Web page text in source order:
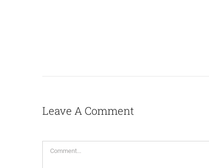
Leave A Comment
Comment